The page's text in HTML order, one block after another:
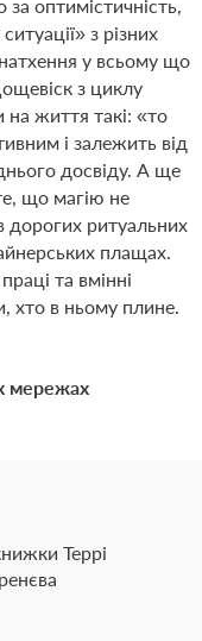
оптимістичність,
з різних
у всьому що
з циклу
на життя такі: «то
і залежить від
досвіду. А ще
що магію не
ритуальних
плащах.
та вмінні
хто в ньому плине.
Террі
мережах